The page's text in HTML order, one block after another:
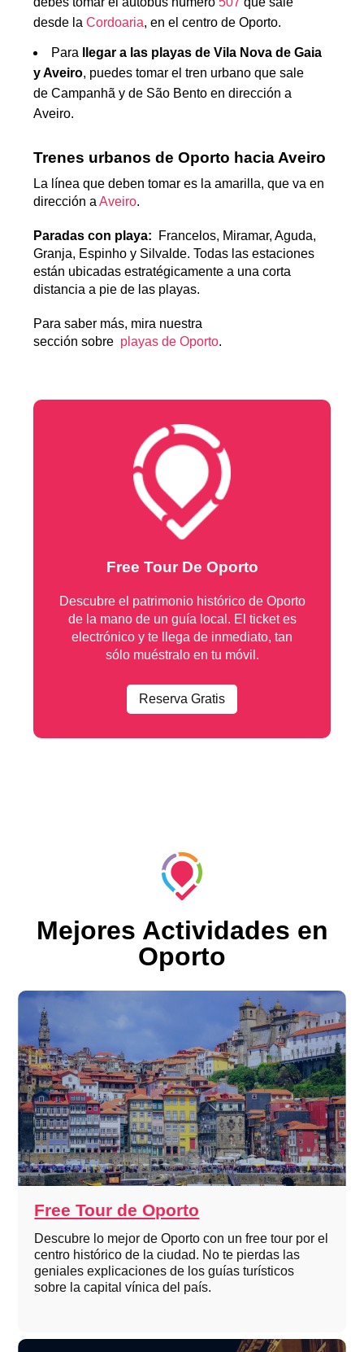
desde laCordoaria, en el centro de Oporto.
Para
llegar a las playas de Vila Nova de Gaia
y Aveiro, puedes tomar el tren urbano que sale
de Campanhã y de São Bento en dirección a
Aveiro.
Trenes urbanos de Oporto hacia Aveiro
La línea que deben tomar es la amarilla, que va en
dirección aAveiro.
Paradas con playa: Francelos, Miramar, Aguda,
Granja, Espinho y Silvalde. Todas las estaciones
están ubicadas estratégicamente a una corta
distancia a pie de las playas.
Para saber más, mira nuestra
sección sobre playas de Oporto.
Free Tour De Oporto
Descubre el patrimonio histórico de Oporto
de la mano de un guía local. El ticket es
electrónico y te llega de inmediato, tan
sólo muéstralo en tu móvil.
Reserva Gratis
Mejores Actividades en
Oporto
Free Tour de Oporto
Descubre lo mejor de Oporto con un free tour por el
centro histórico de la ciudad. No te pierdas las
geniales explicaciones de los guías turísticos
sobre la capital vínica del país.